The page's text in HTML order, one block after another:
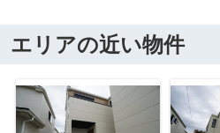
エリアの近い物件